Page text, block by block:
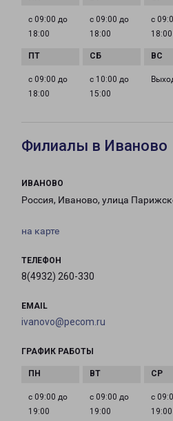
с 09:00 до
18:00
с 09:00 до
18:00
с
18:00
с 09:00 до
18:00
с 10:00 до
15:00
Филиалы в Иваново
ИВАНОВО
Россия, Иваново, улица
на карте
ТЕЛЕФОН
8(4932) 260-330
EMAIL
ivanovo@pecom.ru
ГРАФИК РАБОТЫ
с 09:00 до
19:00
с 09:00 до
19:00
с
19:00